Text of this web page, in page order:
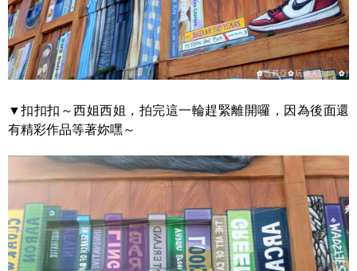
▼扣扣扣～西姐西姐，拍完這一輪趕緊離開囉，因為後面還
有精彩作品等著妳嘿～